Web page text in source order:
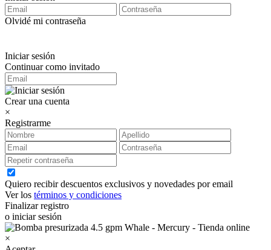
Olvidé mi contraseña
Iniciar sesión
Continuar como invitado
Crear una cuenta
×
Registrarme
Quiero recibir descuentos exclusivos y novedades por email
Ver los términos y condiciones
Finalizar registro
o iniciar sesión
×